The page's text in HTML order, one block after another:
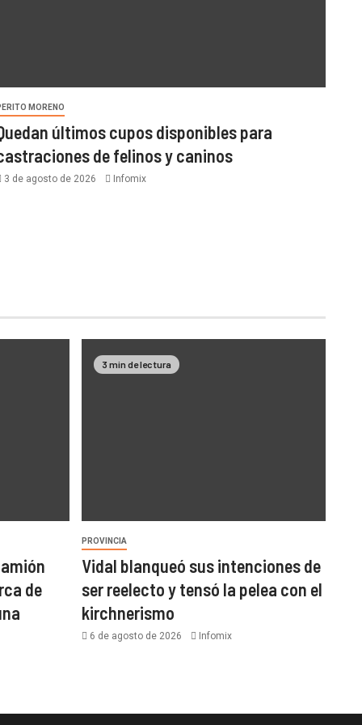
MORENO
últimos cupos disponibles para
de felinos y caninos
3 de agosto de 2026 Infomix
de
3 min de lectura
PROVINCIA
Vidal blanqueó sus intenciones de
ser reelecto y tensó la pelea con el
kirchnerismo
6 de agosto de 2026 Infomix